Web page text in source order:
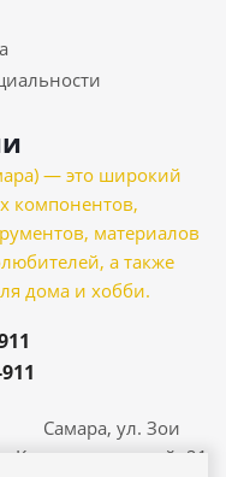
— это широкий
компонентов,
материалов
а также
дома и хобби.
Самара, ул. Зои
Космодемьянской, 21